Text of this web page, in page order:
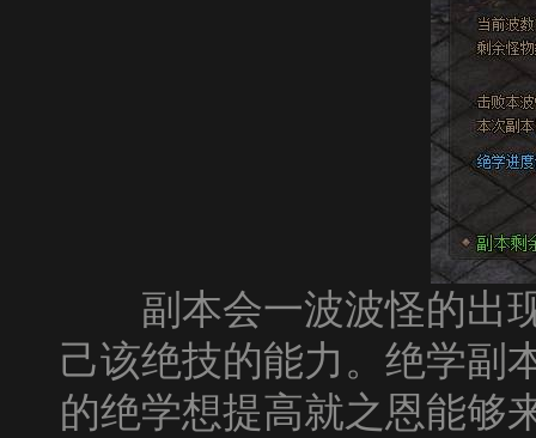
副本会一波波怪的出现
己该绝技的能力。绝学副
的绝学想提高就之恩能够